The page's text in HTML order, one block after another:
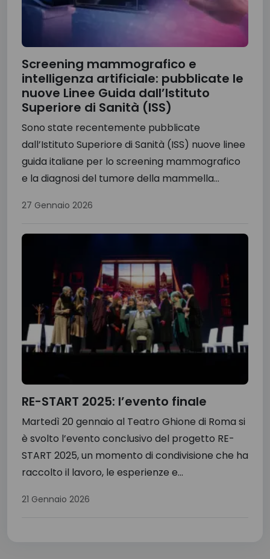
Screening mammografico e
intelligenza artificiale: pubblicate le
nuove Linee Guida dall’Istituto
Superiore di Sanità (ISS)
Sono state recentemente pubblicate
dall’Istituto Superiore di Sanità (ISS) nuove linee
guida italiane per lo screening mammografico
e la diagnosi del tumore della mammella...
27 Gennaio 2026
RE-START 2025: l’evento finale
Martedì 20 gennaio al Teatro Ghione di Roma si
è svolto l’evento conclusivo del progetto RE-
START 2025, un momento di condivisione che ha
raccolto il lavoro, le esperienze e...
21 Gennaio 2026